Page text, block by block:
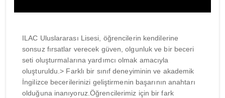
ILAC Uluslararası Lisesi, öğrencilerin kendilerine
sonsuz fırsatlar verecek güven, olgunluk ve bir beceri
seti oluşturmalarına yardımcı olmak amacıyla
oluşturuldu.> Farklı bir sınıf deneyiminin ve akademik
İngilizce becerilerinizi geliştirmenin başarının anahtarı
olduğuna inanıyoruz.Öğrencilerimiz için bir fark